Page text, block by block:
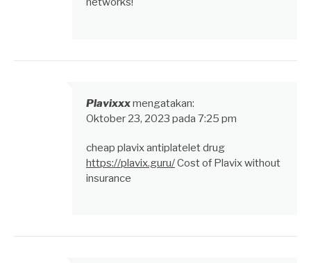
Plavixxxmengatakan:
Oktober 23, 2023 pada 7:25 pm
cheap plavix antiplatelet drug
https://plavix.guru/Cost of Plavix without
insurance